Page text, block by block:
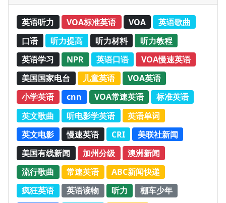
英语听力 VOA标准英语 VOA
英语歌曲
口语
听力提高 听力材料
听力教程
英语学习
NPR 英语口语
VOA慢速英语
美国国家电台
儿童英语
VOA英语
小学英语
cnn VOA常速英语
标准英语
英文歌曲
听电影学英语
英语单词
英文电影
慢速英语 CRI
美联社新闻
美国有线新闻
加州分级
澳洲新闻
流行歌曲
常速英语
ABC新闻快递
疯狂英语
英语读物 听力
棚车少年